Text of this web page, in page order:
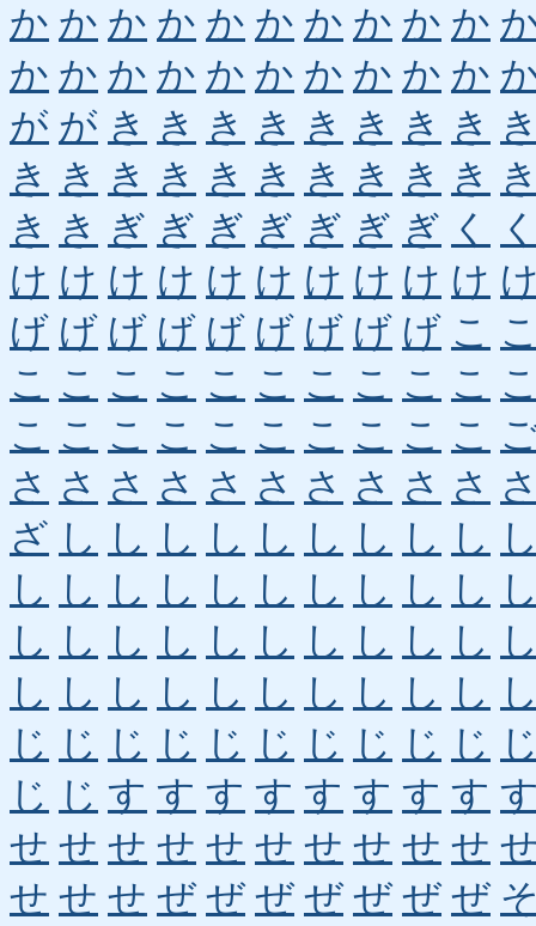
か か か か か か か か か か
か か か か か か か か か か
が が き き き き き き き き
き き き き き き き き き き
き き ぎ ぎ ぎ ぎ ぎ ぎ ぎ く
け け け け け け け け け け
げ げ げ げ げ げ げ げ げ こ
こ こ こ こ こ こ こ こ こ こ
こ こ こ こ こ こ こ こ こ こ
さ さ さ さ さ さ さ さ さ さ
ざ し し し し し し し し し
し し し し し し し し し し
し し し し し し し し し し
し し し し し し し し し し
じ じ じ じ じ じ じ じ じ じ
じ じ す す す す す す す す
せ せ せ せ せ せ せ せ せ せ
せ せ せ ぜ ぜ ぜ ぜ ぜ ぜ ぜ